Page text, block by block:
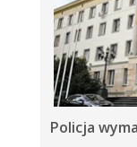
Policja